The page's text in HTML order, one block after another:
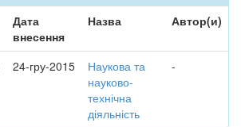
Дата
внесення
Назва Автор(и)
24-гру-2015
Наукова та
науково-
технічна
діяльність
-